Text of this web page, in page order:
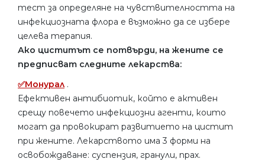
тест за определяне на чувствителността на
инфекциозната флора е възможно да се избере
целева терапия.
Ако циститът се потвърди, на жените се
предписват следните лекарства:
✅Монурал .
Ефективен антибиотик, който е активен
срещу повечето инфекциозни агенти, които
могат да провокират развитието на цистит
при жените. Лекарството има 3 форми на
освобождаване: суспензия, гранули, прах.